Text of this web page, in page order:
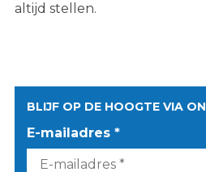
altijd stellen.
BLIJF OP DE HOOGTE VIA
E-mailadres *